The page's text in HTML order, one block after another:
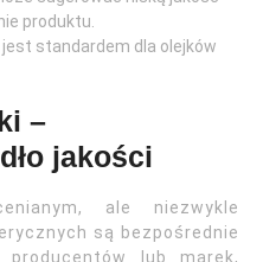
produktu.
jest standardem dla olejków
–
jakości
ale niezwykle
są bezpośrednie
producentów lub marek,